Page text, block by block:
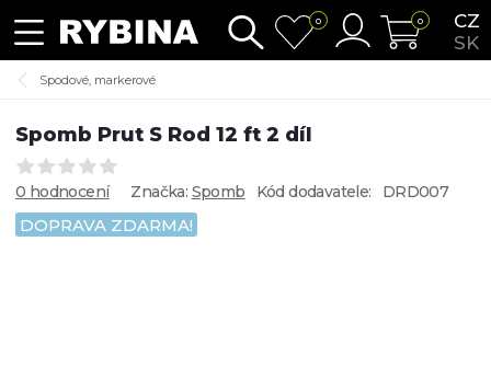
CZ
SK
0 0
Spodové, markerové
Spomb Prut S Rod 12 ft 2 díl
0 hodnocení Značka: Spomb Kód dodavatele: DRD007
DOPRAVA ZDARMA!